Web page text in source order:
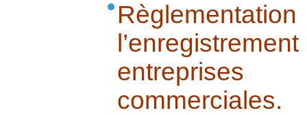
entreprises
commerciales.